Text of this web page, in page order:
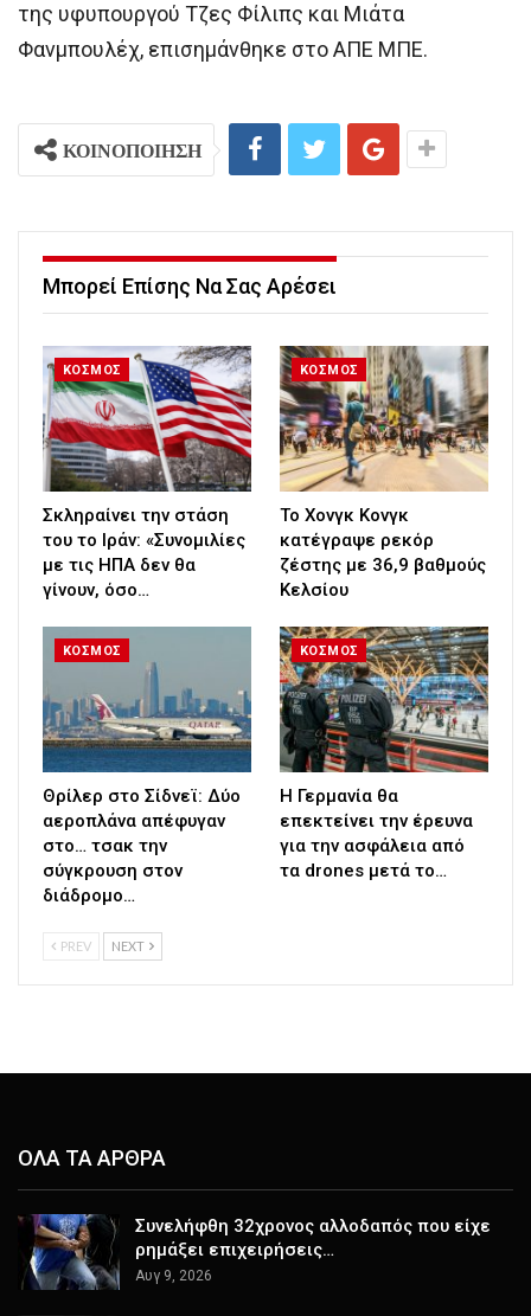
της υφυπουργού Τζες Φίλιπς και Μιάτα
Φανμπουλέχ, επισημάνθηκε στο ΑΠΕ ΜΠΕ.
ΚΟΙΝΟΠΟΙΗΣΗ
Μπορεί Επίσης Να Σας Αρέσει
ΚΟΣΜΟΣ
Σκληραίνει την στάση
του το Ιράν: «Συνομιλίες
με τις ΗΠΑ δεν θα
γίνουν, όσο…
ΚΟΣΜΟΣ
Το Χονγκ Κονγκ
κατέγραψε ρεκόρ
ζέστης με 36,9 βαθμούς
Κελσίου
ΚΟΣΜΟΣ
Θρίλερ στο Σίδνεϊ: Δύο
αεροπλάνα απέφυγαν
στο… τσακ την
σύγκρουση στον
διάδρομο…
ΚΟΣΜΟΣ
Η Γερμανία θα
επεκτείνει την έρευνα
για την ασφάλεια από
τα drones μετά το…
PREV NEXT
ΟΛΑ ΤΑ ΑΡΘΡΑ
Συνελήφθη 32χρονος αλλοδαπός που είχε
ρημάξει επιχειρήσεις…
Αυγ 9, 2026